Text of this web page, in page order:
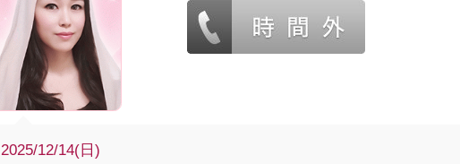
2025/12/14(日)